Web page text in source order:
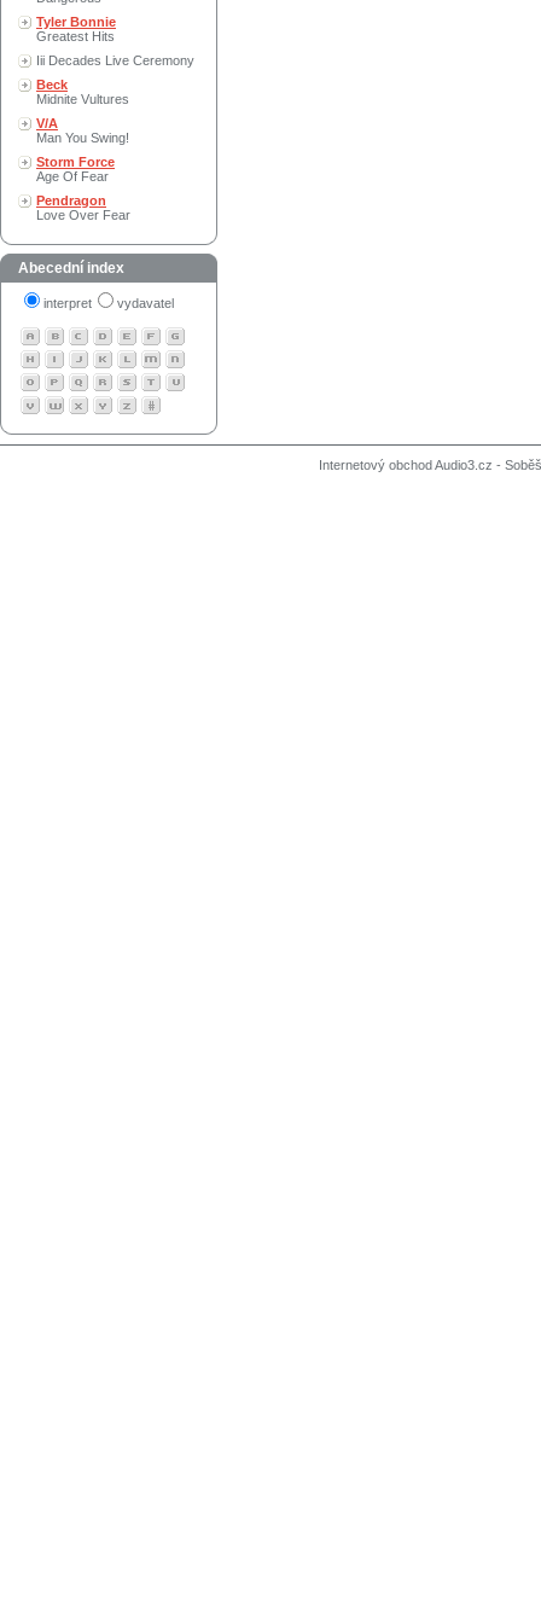
Tyler Bonnie
Greatest Hits
Iii Decades Live Ceremony
Beck
Midnite Vultures
V/A
Man You Swing!
Storm Force
Age Of Fear
Pendragon
Love Over Fear
Abecední index
interpret vydavatel
Internetový obchod Audio3.cz -